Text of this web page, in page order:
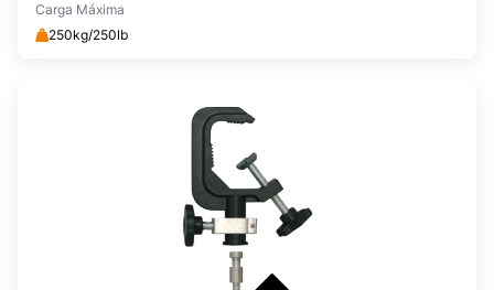
Carga Máxima
250kg/250lb